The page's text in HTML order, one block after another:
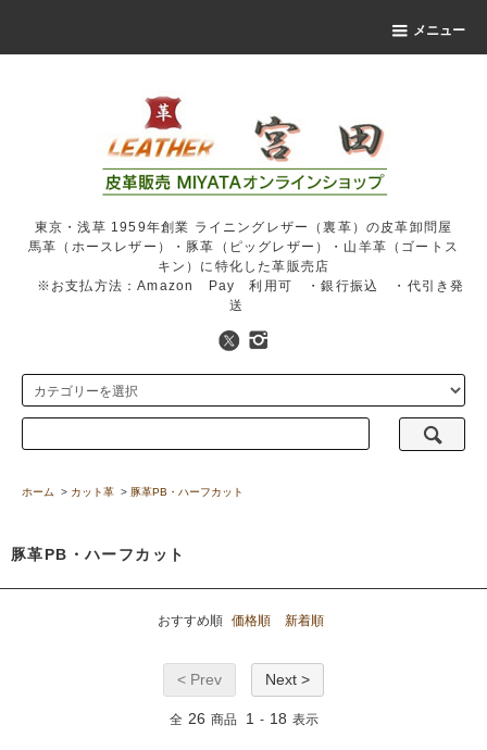
メニュー
東京・浅草 1959年創業 ライニングレザー（裏革）の皮革卸問屋
馬革（ホースレザー）・豚革（ピッグレザー）・山羊革（ゴートス
キン）に特化した革販売店
※お支払方法：Amazon Pay 利用可 ・銀行振込 ・代引き発
送
ホーム > カット革 > 豚革PB・ハーフカット
豚革PB・ハーフカット
おすすめ順 価格順 新着順
< Prev Next >
全 26 商品 1 - 18 表示